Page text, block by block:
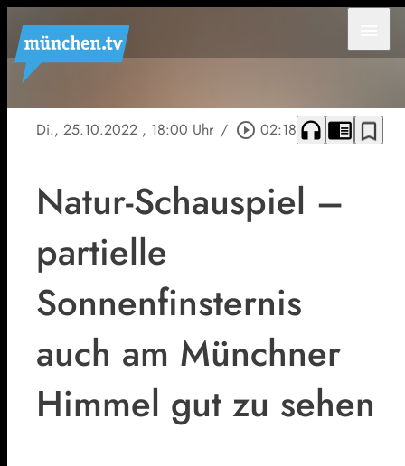
Di., 25.10.2022 , 18:00 Uhr / play_circle_outline 02:18 headphones chrome_reader_mode bookmark_border
Natur-Schauspiel –
partielle
Sonnenfinsternis
auch am Münchner
Himmel gut zu sehen